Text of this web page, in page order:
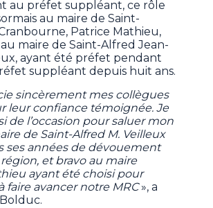
au préfet suppléant, ce rôle
au maire de Saint-
Patrice Mathieu,
maire de Saint-Alfred Jean-
ayant été préfet pendant
suppléant depuis huit ans.
sincèrement mes collègues
leur confiance témoignée. Je
de l’occasion pour saluer mon
de Saint-Alfred M. Veilleux
ses années de dévouement
et bravo au maire
ayant été choisi pour
faire avancer notre MRC», a